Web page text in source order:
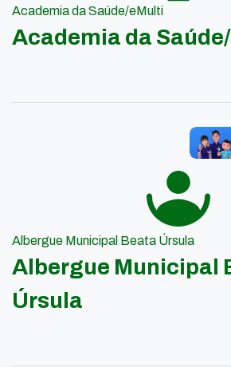
Academia da Saúde/eMulti
Academia da
Albergue Municipal Beata Úrsula
Albergue Municipal
Úrsula